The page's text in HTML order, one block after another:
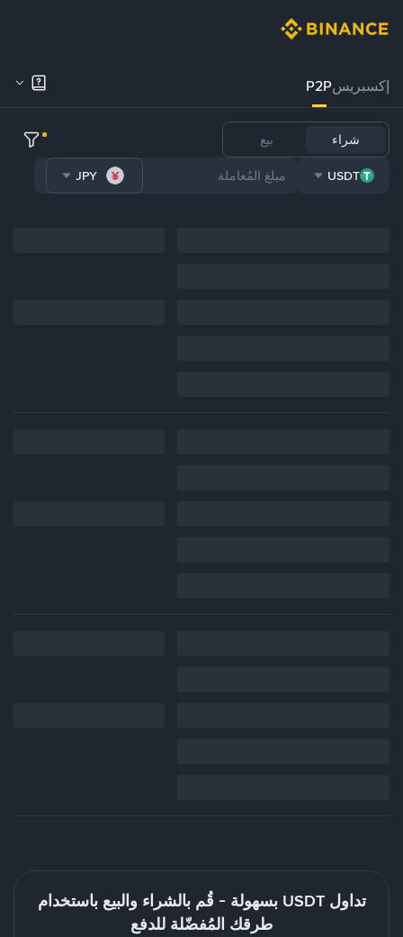
إكسبريسP2P
شراء بيع
USDT
JPY
تداول USDT بسهولة - قُم بالشراء والبيع باستخدام
طرقك المُفضّلة للدفع